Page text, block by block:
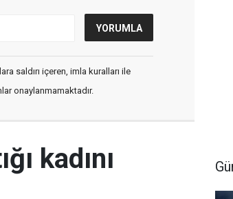
saldırı içeren, imla kuralları ile
onaylanmamaktadır.
kadını